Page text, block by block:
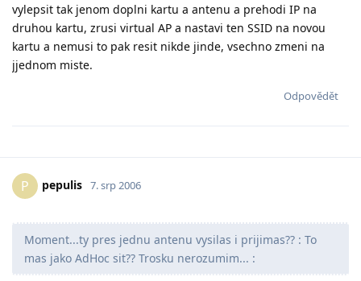
vylepsit tak jenom doplni kartu a antenu a prehodi IP na
druhou kartu, zrusi virtual AP a nastavi ten SSID na novou
kartu a nemusi to pak resit nikde jinde, vsechno zmeni na
jjednom miste.
Odpovědět
P pepulis 7. srp 2006
Moment...ty pres jednu antenu vysilas i prijimas?? : To
mas jako AdHoc sit?? Trosku nerozumim... :